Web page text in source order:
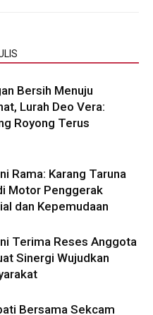
Bersih Menuju
Lurah Deo Vera:
Royong Terus
Rama: Karang Taruna
Motor Penggerak
dan Kepemudaan
Terima Reses Anggota
Sinergi Wujudkan
Bersama Sekcam